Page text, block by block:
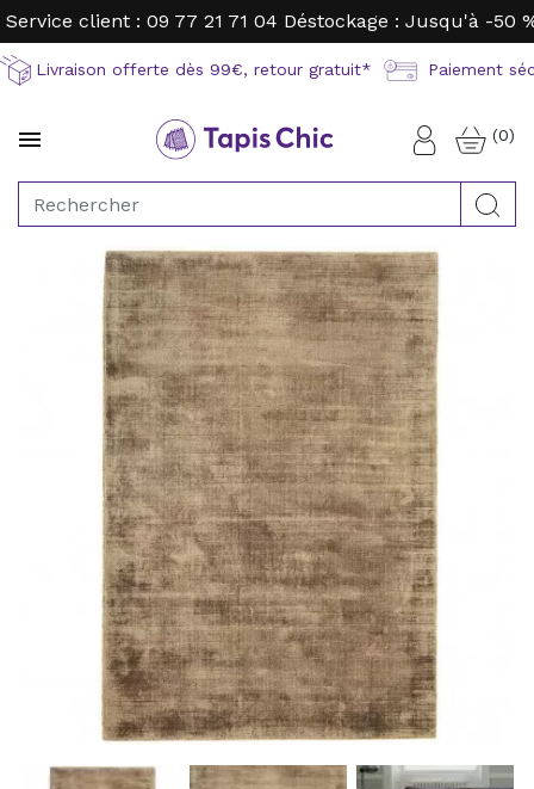
Service client : 09 77 21 71 04 Déstockage : Jusqu'à -50
Livraison offerte dès 99€, retour gratuit* Paiement
 Connexion
(0)